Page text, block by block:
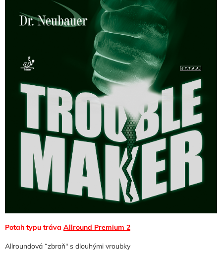
Potah typu tráva Allround Premium 2
Allroundová “zbraň" s dlouhými vroubky